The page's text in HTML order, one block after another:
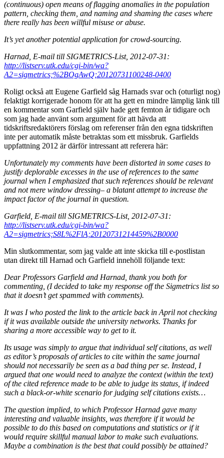
(continuous) open means of flagging anomalies in the population
pattern, checking them, and naming and shaming the cases where
there really has been willful misuse or abuse.
It’s yet another potential application for crowd-sourcing.
Harnad, E-mail till SIGMETRICS-List, 2012-07-31:
http://listserv.utk.edu/cgi-bin/wa?
A2=sigmetrics;%2BOgAwQ;20120731100248-0400
Roligt också att Eugene Garfield såg Harnads svar och (oturligt nog)
felaktigt korrigerade honom för att ha gett en mindre lämplig länk till
en kommentar som Garfield själv hade gett femton år tidigare och
som jag hade använt som argument för att hävda att
tidskriftsredaktörers förslag om referenser från den egna tidskriften
inte per automatik måste betraktas som ett missbruk. Garfields
uppfattning 2012 är därför intressant att referera här:
Unfortunately my comments have been distorted in some cases to
justify deplorable excesses in the use of references to the same
journal when I emphasized that such references should be relevant
and not mere window dressing– a blatant attempt to increase the
impact factor of the journal in question.
Garfield, E-mail till SIGMETRICS-List, 2012-07-31:
http://listserv.utk.edu/cgi-bin/wa?
A2=sigmetrics;S8L%2FlA;20120731214459%2B0000
Min slutkommentar, som jag valde att inte skicka till e-postlistan
utan direkt till Harnad och Garfield innehöll följande text:
Dear Professors Garfield and Harnad, thank you both for
commenting, (I decided to take my response off the Sigmetrics list so
that it doesn’t get spammed with comments).
It was I who posted the link to the article back in April not checking
if it was available outside the university networks. Thanks for
sharing a more accessible way to get to it.
Its usage was simply to argue that individual self citations, as well
as editor’s proposals of articles to cite within the same journal
should not necessarily be seen as a bad thing per se. Instead, I
argued that one would need to analyze the context (within the text)
of the cited reference made to be able to judge its status, if indeed
such a black-or-white scenario for judging self citations exists…
The question implied, to which Professor Harnad gave many
interesting and valuable insights, was therefore if it would be
possible to do this based on computations and statistics or if it
would require skillful manual labor to make such evaluations.
Maybe a combination is the best that could possibly be attained?